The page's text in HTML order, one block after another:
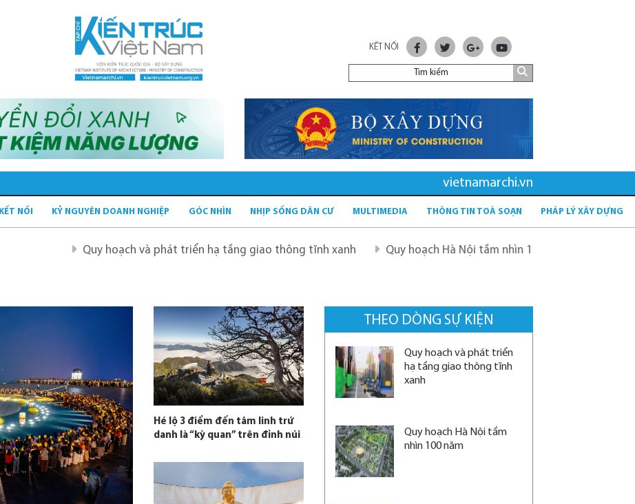
KẾT NỐI
vietnamarchi.vn
KẾT NỐI KỶ NGUYÊN DOANH NGHIỆP GÓC NHÌN NHỊP SỐNG DÂN CƯ MULTIMEDIA THÔNG TIN TOÀ SOẠN PHÁP LÝ XÂY DỰNG
Quy hoạch và phát triển hạ tầng giao thông tĩnh xanh Quy hoạch Hà Nội tầm nhìn 100 năm
Hé lộ 3 điểm đến tâm linh trứ
danh là “kỳ quan” trên đỉnh núi
THEO DÒNG SỰ KIỆN
Quy hoạch và phát triển
hạ tầng giao thông tĩnh
xanh
Quy hoạch Hà Nội tầm
nhìn 100 năm